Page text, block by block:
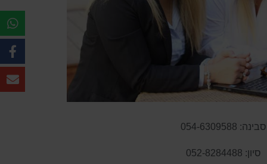
סבינה: 054-6309588
סיון: 052-8284488